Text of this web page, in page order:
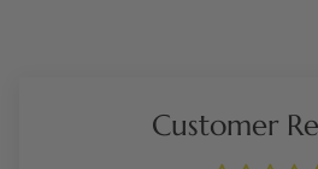
Customer